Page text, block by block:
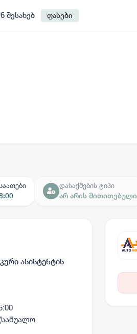
შესახებ ფასები
დასაქმების ტიპი
არ არის მითითებული
ასისტენტის